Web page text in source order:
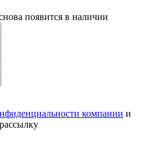
появится в наличии
компании и